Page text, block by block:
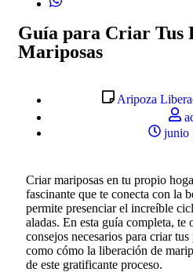
Guía para Criar Tus
Mariposas
Aripoza
junio
Criar mariposas en tu propio
fascinante que te conecta con la
permite presenciar el increíble
aladas. En esta guía completa, te
consejos necesarios para criar tus
como cómo la liberación de
de este gratificante proceso.